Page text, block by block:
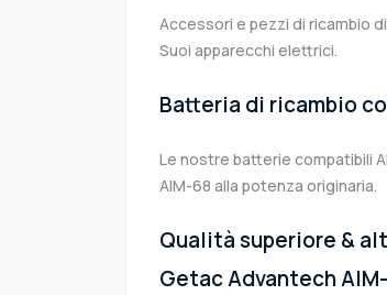
Accessori e pezzi di ricambio
Suoi apparecchi elettrici.
Batteria di ricambio
Le nostre batterie compatibili
AIM-68 alla potenza originaria.
Qualità superiore &
Getac Advantech